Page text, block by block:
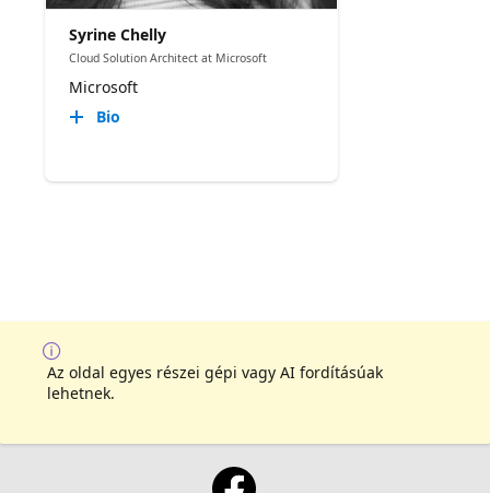
Syrine Chelly
Cloud Solution Architect at Microsoft
Microsoft
Bio
Az oldal egyes részei gépi vagy AI fordításúak
lehetnek.